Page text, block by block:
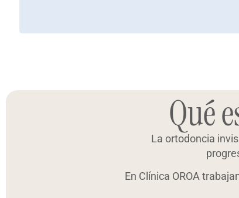
Qué
La ortodoncia
En Clínica OROA